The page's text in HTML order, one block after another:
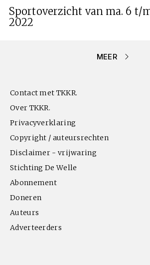
Sportoverzicht van ma. 6 t/
2022
MEER
Contact met TKKR.
Over TKKR.
Privacyverklaring
Copyright / auteursrechten
Disclaimer - vrijwaring
Stichting De Welle
Abonnement
Doneren
Auteurs
Adverteerders